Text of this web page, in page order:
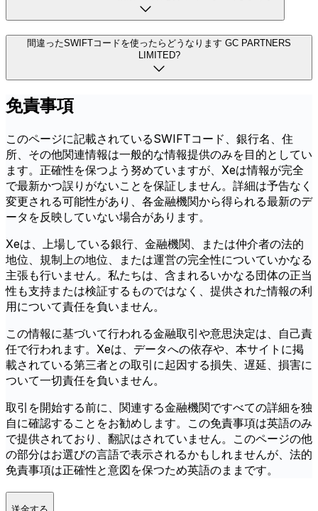
間違ったSWIFTコードを使ったらどうなります GC PARTNERS
LIMITED?
免責事項
このページに記載されているSWIFTコード、銀行名、住
所、その他関連情報は一般的な情報提供のみを目的としてい
ます。正確性を保つよう努めていますが、Xeは情報が完全
で最新かつ誤りがないことを保証しません。詳細は予告なく
変更される可能性があり、各金融機関から得られる最新のデ
ータを反映していない場合があります。
Xeは、上場している銀行、金融機関、または仲介者の法的
地位、規制上の地位、または運営の完全性についていかなる
主張も行いません。私たちは、含まれるいかなる団体の正当
性も支持または検証するものではなく、提供された情報の利
用について責任を負いません。
この情報に基づいて行われる金融取引や意思決定は、自己責
任で行われます。Xeは、データへの依存や、本サイトに掲
載されている第三者との取引に起因する損失、遅延、損害に
ついて一切責任を負いません。
取引を開始する前に、関連する金融機関ですべての詳細を独
自に確認することをお勧めします。この免責事項は英語のみ
で提供されており、翻訳はされていません。このページの他
の部分はお選びの言語で表示されるかもしれませんが、法的
免責事項は正確性と意図を保つため英語のままです。